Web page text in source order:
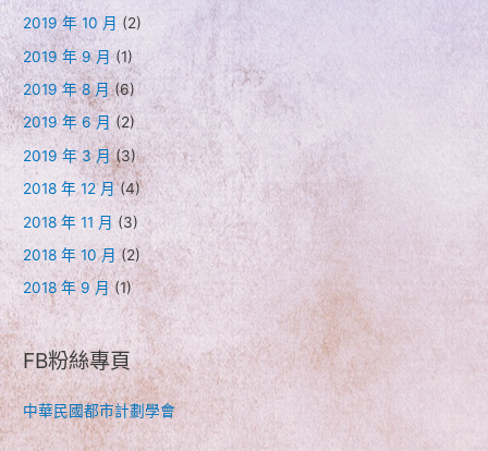
2019 年 10 月 (2)
2019 年 9 月(1)
2019 年 8 月(6)
2019 年 6 月(2)
2019 年 3 月(3)
2018 年 12 月(4)
2018 年 11 月 (3)
2018 年 10 月 (2)
2018 年 9 月(1)
FB粉絲專頁
中華民國都市計劃學會